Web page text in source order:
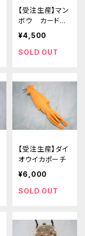
【受注生産】マン
ボウ カードポ
ーチ
¥4,500
SOLD OUT
【受注生産】ダイ
オウイカポーチ
¥6,000
SOLD OUT